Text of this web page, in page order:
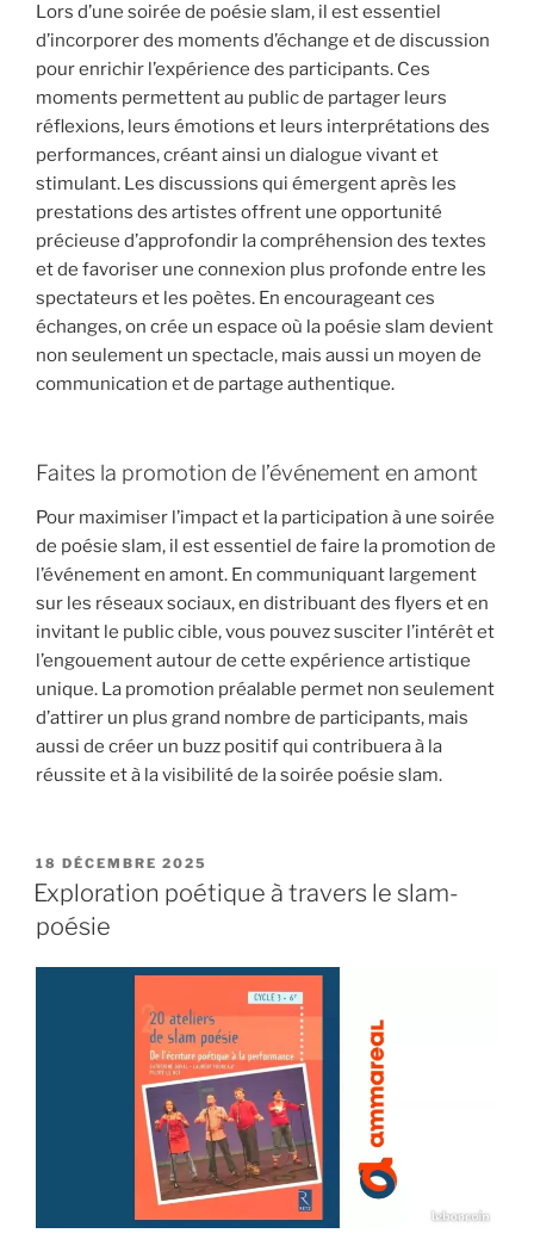
Lors d’une soirée de poésie slam, il est essentiel
d’incorporer des moments d’échange et de discussion
pour enrichir l’expérience des participants. Ces
moments permettent au public de partager leurs
réflexions, leurs émotions et leurs interprétations des
performances, créant ainsi un dialogue vivant et
stimulant. Les discussions qui émergent après les
prestations des artistes offrent une opportunité
précieuse d’approfondir la compréhension des textes
et de favoriser une connexion plus profonde entre les
spectateurs et les poètes. En encourageant ces
échanges, on crée un espace où la poésie slam devient
non seulement un spectacle, mais aussi un moyen de
communication et de partage authentique.
Faites la promotion de l’événement en amont
Pour maximiser l’impact et la participation à une soirée
de poésie slam, il est essentiel de faire la promotion de
l’événement en amont. En communiquant largement
sur les réseaux sociaux, en distribuant des flyers et en
invitant le public cible, vous pouvez susciter l’intérêt et
l’engouement autour de cette expérience artistique
unique. La promotion préalable permet non seulement
d’attirer un plus grand nombre de participants, mais
aussi de créer un buzz positif qui contribuera à la
réussite et à la visibilité de la soirée poésie slam.
PUBLIÉ
LE
18 DÉCEMBRE 2025
Exploration poétique à travers le slam-
poésie